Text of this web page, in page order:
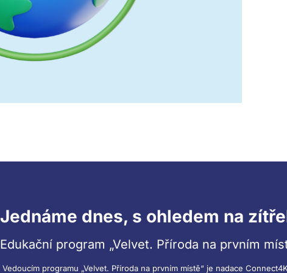
Jednáme dnes, s ohledem na
Edukační program „Velvet. Příroda na prvním
Vedoucím programu „Velvet. Příroda na prvním místě“ je nadace